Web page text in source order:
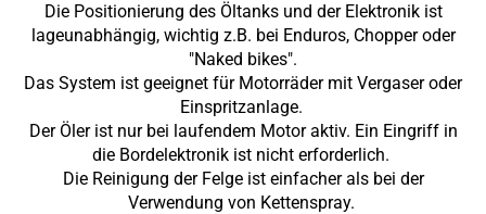
Die Positionierung des Öltanks und der Elektronik ist
lageunabhängig, wichtig z.B. bei Enduros, Chopper oder
"Naked bikes".
Das System ist geeignet für Motorräder mit Vergaser oder
Einspritzanlage.
Der Öler ist nur bei laufendem Motor aktiv. Ein Eingriff in
die Bordelektronik ist nicht erforderlich.
Die Reinigung der Felge ist einfacher als bei der
Verwendung von Kettenspray.